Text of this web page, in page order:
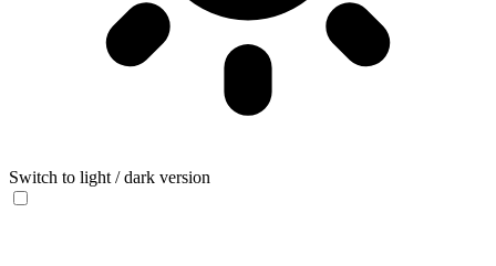
Switch to light / dark version